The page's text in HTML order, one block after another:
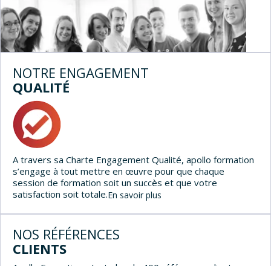
NOTRE ENGAGEMENT
QUALITÉ
A travers sa Charte Engagement Qualité, apollo formation
s’engage à tout mettre en œuvre pour que chaque
session de formation soit un succès et que votre
satisfaction soit totale.En savoir plus
NOS RÉFÉRENCES
CLIENTS